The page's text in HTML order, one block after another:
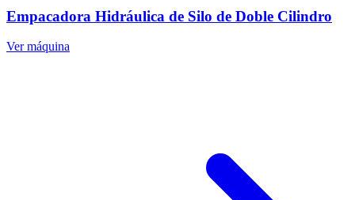
Empacadora Hidráulica de Silo de Doble Cilindro
Ver máquina